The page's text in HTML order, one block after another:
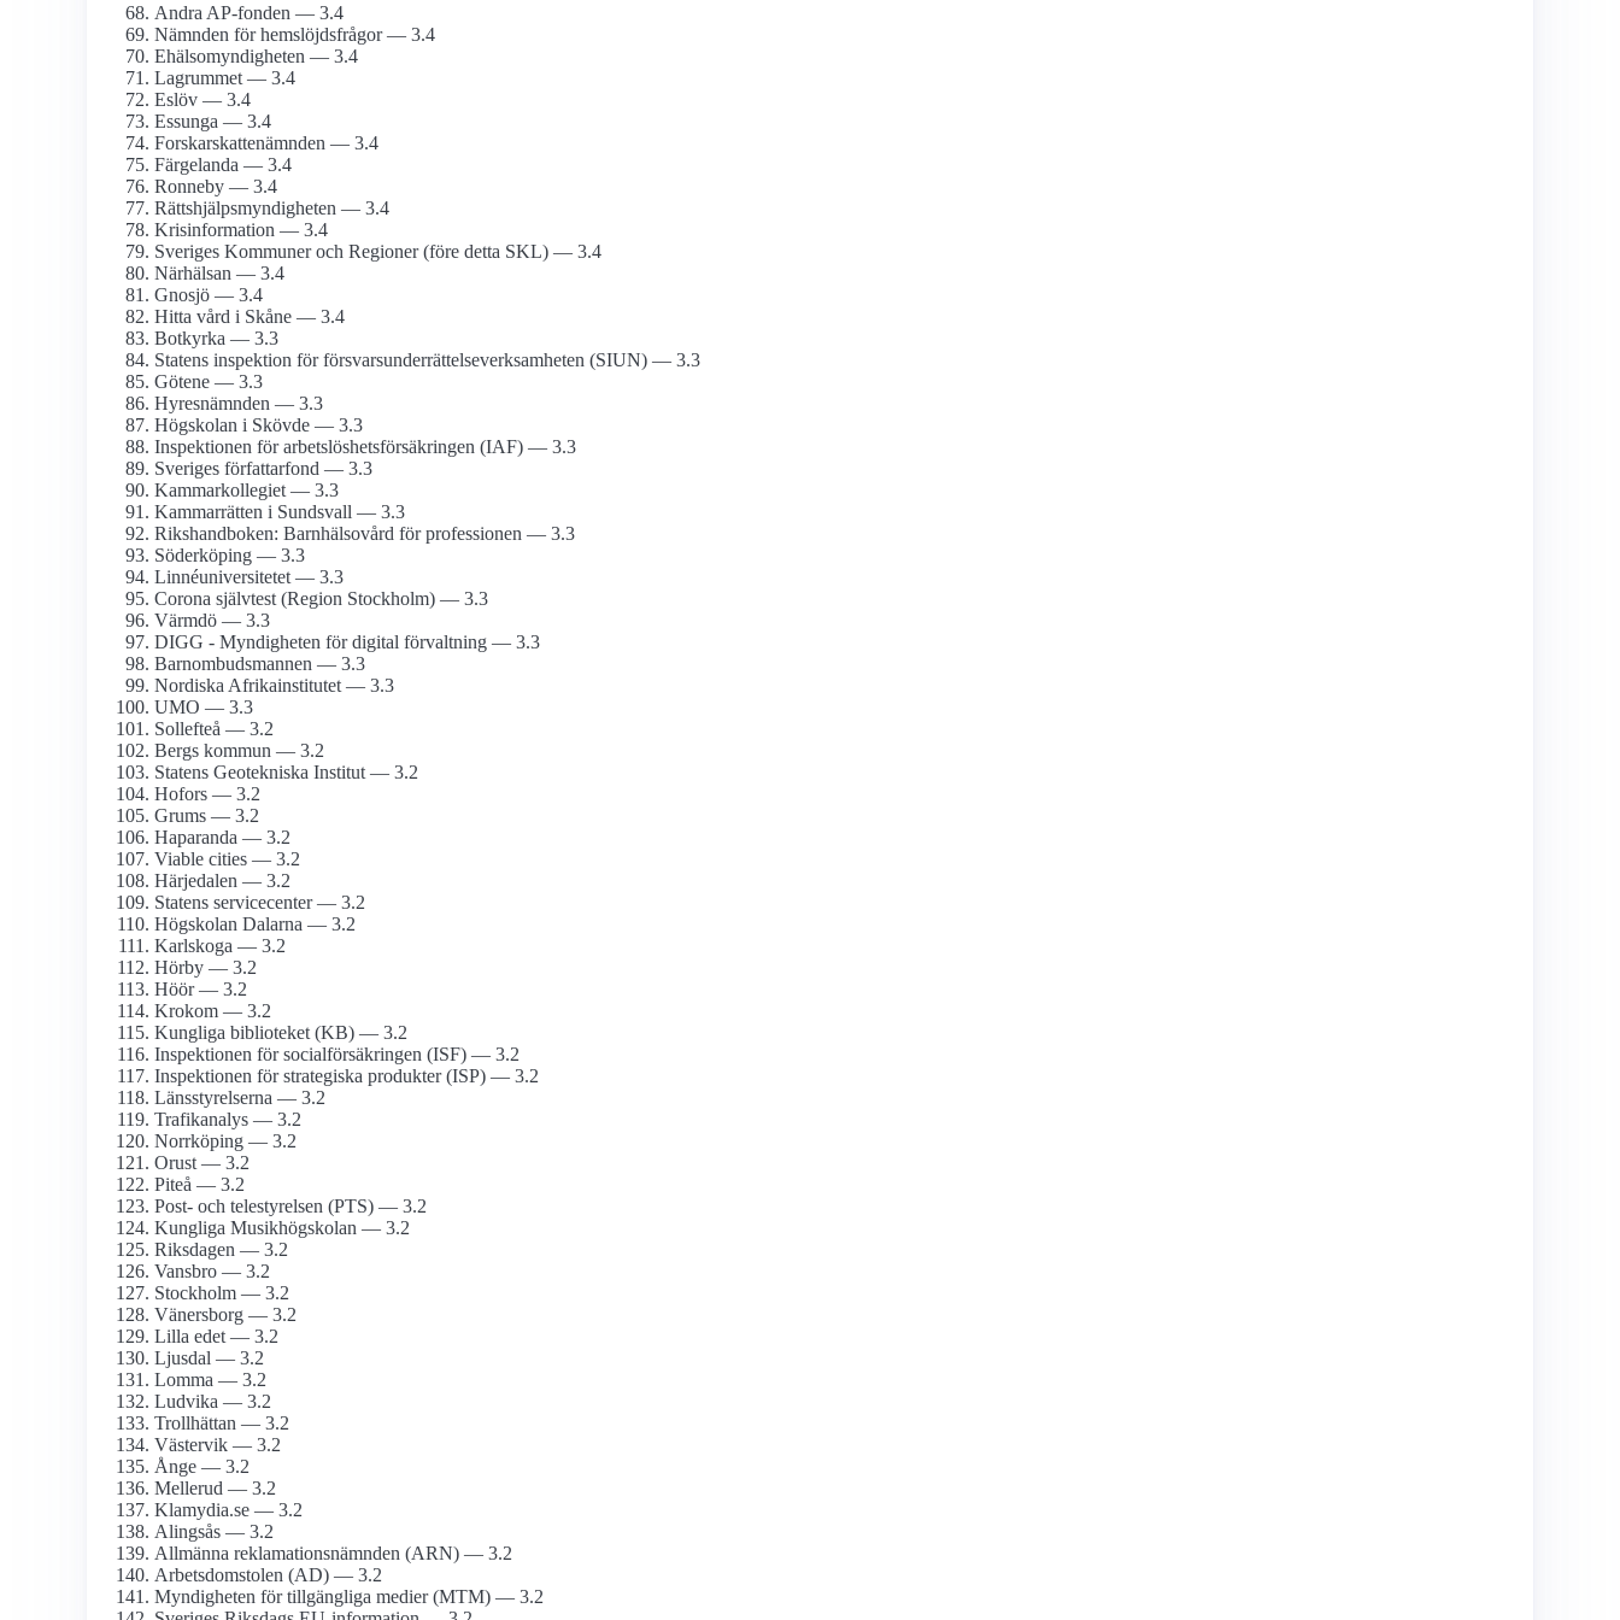
Andra AP-fonden — 3.4
Nämnden för hemslöjds­frågor — 3.4
Ehälso­myndigheten — 3.4
Lagrummet — 3.4
Eslöv — 3.4
Essunga — 3.4
Forskarskatte­nämnden — 3.4
Färgelanda — 3.4
Ronneby — 3.4
Rättshjälp­smyndigheten — 3.4
Krisinformation — 3.4
Sveriges Kommuner och Regioner (före detta SKL) — 3.4
Närhälsan — 3.4
Gnosjö — 3.4
Hitta vård i Skåne — 3.4
Botkyrka — 3.3
Statens inspektion för försvars­underrättelse­verksamheten (SIUN) — 3.3
Götene — 3.3
Hyres­nämnden — 3.3
Högskolan i Skövde — 3.3
Inspektionen för arbetslöshets­försäkringen (IAF) — 3.3
Sveriges författarfond — 3.3
Kammar­kollegiet — 3.3
Kammarrätten i Sundsvall — 3.3
Rikshandboken: Barnhälsovård för professionen — 3.3
Söderköping — 3.3
Linné­universitetet — 3.3
Corona självtest (Region Stockholm) — 3.3
Värmdö — 3.3
DIGG - Myndigheten för digital förvaltning — 3.3
Barnombudsmannen — 3.3
Nordiska Afrika­institutet — 3.3
UMO — 3.3
Sollefteå — 3.2
Bergs kommun — 3.2
Statens Geotekniska Institut — 3.2
Hofors — 3.2
Grums — 3.2
Haparanda — 3.2
Viable cities — 3.2
Härjedalen — 3.2
Statens servicecenter — 3.2
Högskolan Dalarna — 3.2
Karlskoga — 3.2
Hörby — 3.2
Höör — 3.2
Krokom — 3.2
Kungliga biblioteket (KB) — 3.2
Inspektionen för social­försäkringen (ISF) — 3.2
Inspektionen för strategiska produkter (ISP) — 3.2
Länsstyrelserna — 3.2
Trafikanalys — 3.2
Norrköping — 3.2
Orust — 3.2
Piteå — 3.2
Post- och tele­styrelsen (PTS) — 3.2
Kungliga Musik­högskolan — 3.2
Riksdagen — 3.2
Vansbro — 3.2
Stockholm — 3.2
Vänersborg — 3.2
Lilla edet — 3.2
Ljusdal — 3.2
Lomma — 3.2
Ludvika — 3.2
Trollhättan — 3.2
Västervik — 3.2
Ånge — 3.2
Mellerud — 3.2
Klamydia.se — 3.2
Alingsås — 3.2
Allmänna reklamations­nämnden (ARN) — 3.2
Arbets­domstolen (AD) — 3.2
Myndigheten för tillgängliga medier (MTM) — 3.2